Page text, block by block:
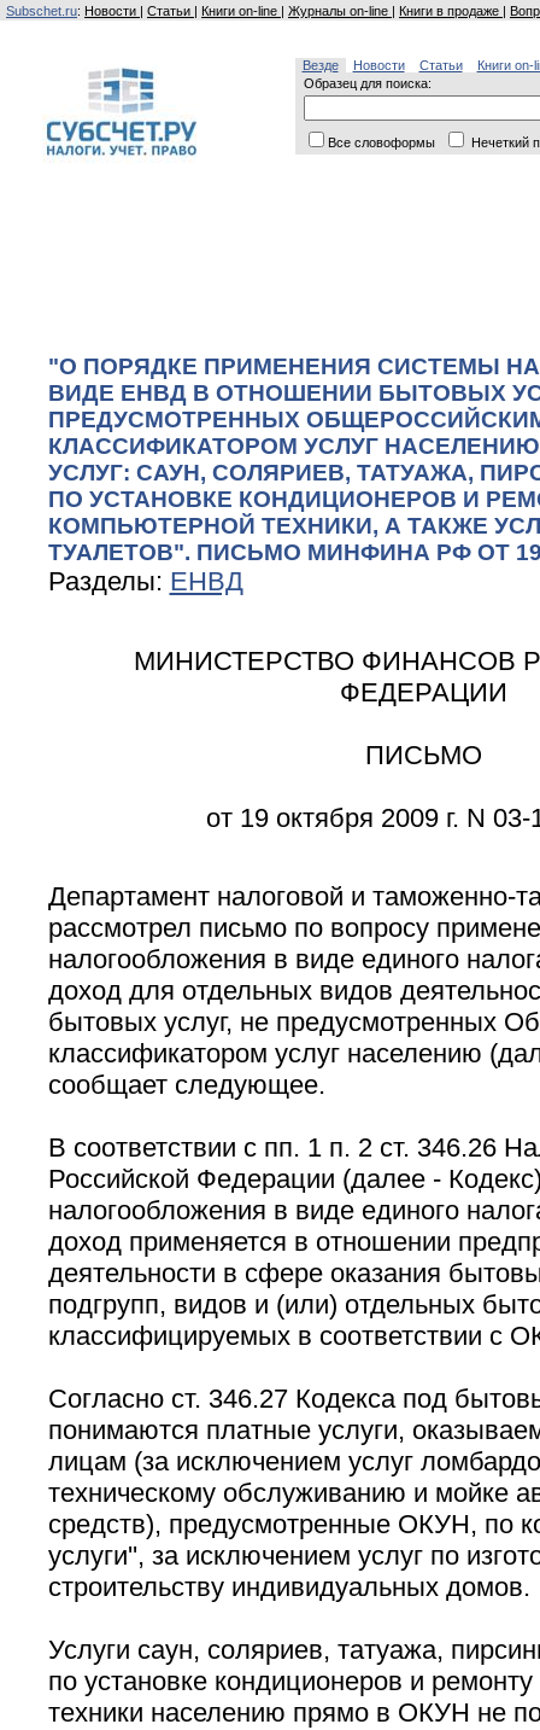
Subschet.ru: Новости | Статьи | Книги on-line | Журналы on-line | Книги в продаже |
Везде Новости Статьи
Книги on-
Образец для поиска:
Все словоформы Нечеткий
"О ПОРЯДКЕ ПРИМЕНЕНИЯ СИСТЕМЫ
ВИДЕ ЕНВД В ОТНОШЕНИИ БЫТОВЫХ
ПРЕДУСМОТРЕННЫХ
КЛАССИФИКАТОРОМ УСЛУГ
УСЛУГ: САУН, СОЛЯРИЕВ, ТАТУАЖА,
ПО УСТАНОВКЕ КОНДИЦИОНЕРОВ И
КОМПЬЮТЕРНОЙ ТЕХНИКИ, А ТАКЖЕ
ТУАЛЕТОВ". ПИСЬМО МИНФИНА РФ ОТ
Разделы: ЕНВД
МИНИСТЕРСТВО ФИНАНСОВ
ФЕДЕРАЦИИ
ПИСЬМО
от 19 октября 2009 г. N 03-
Департамент налоговой и таможенно-
рассмотрел письмо по вопросу
налогообложения в виде единого
доход для отдельных видов
бытовых услуг, не предусмотренных
классификатором услуг населению
сообщает следующее.
В соответствии с пп. 1 п. 2 ст. 346.26
Российской Федерации (далее -
налогообложения в виде единого
доход применяется в отношении
деятельности в сфере оказания
подгрупп, видов и (или) отдельных
классифицируемых в соответствии с
Согласно ст. 346.27 Кодекса под
понимаются платные услуги,
лицам (за исключением услуг
техническому обслуживанию и мойке
средств), предусмотренные ОКУН, по
услуги'', за исключением услуг по
строительству индивидуальных домов.
Услуги саун, соляриев, татуажа,
по установке кондиционеров и
техники населению прямо в ОКУН не